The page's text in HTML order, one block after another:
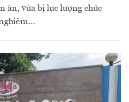
ăn, vừa bị lực lượng chức